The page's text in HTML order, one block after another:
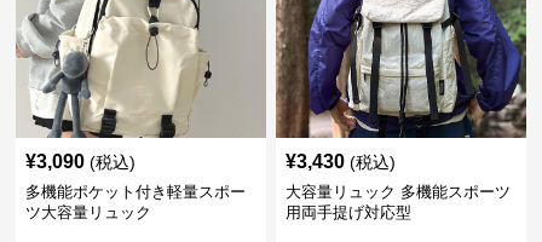
¥3,090 (税込)
多機能ポケット付き軽量スポー
ツ大容量リュック
¥3,430 (税込)
大容量リュック 多機能スポーツ
用両手提げ対応型